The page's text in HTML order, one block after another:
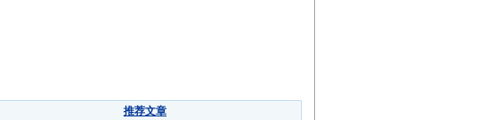
推荐文章